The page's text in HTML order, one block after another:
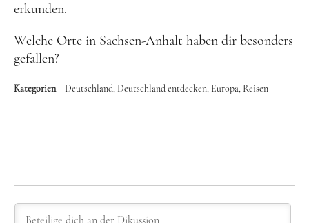
erkunden.
Welche Orte in Sachsen-Anhalt haben dir besonders
gefallen?
Kategorien Deutschland Deutschland entdecken Europa Reisen